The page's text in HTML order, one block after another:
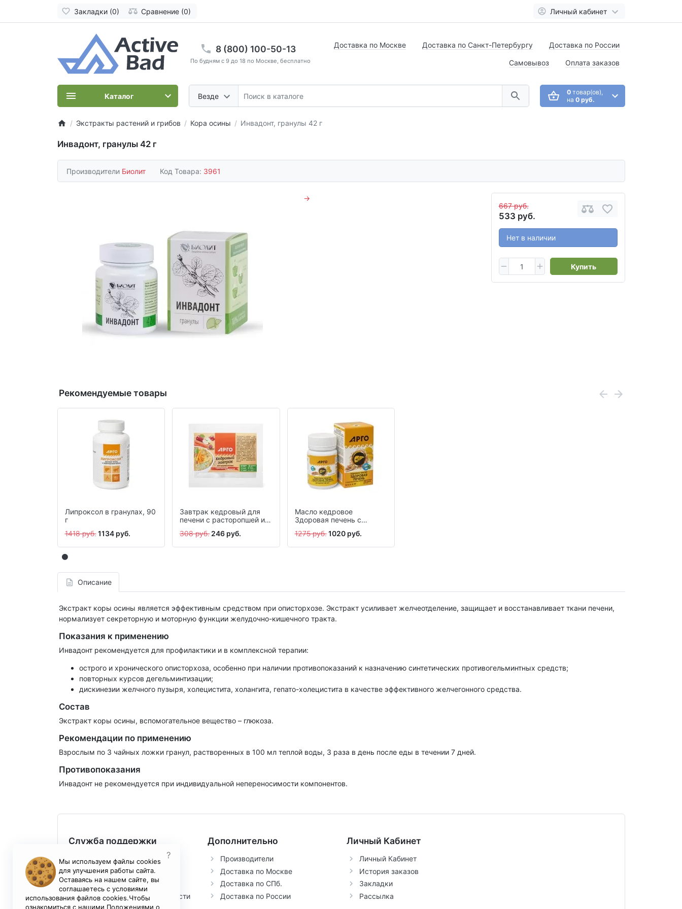
Закладки (0) Сравнение (0) Личный кабинет
8 (800) 100-50-13
По будням с 9 до 18 по Москве, бесплатно
Везде
Доставка по Москве Доставка по Санкт-Петербургу Доставка по России
Самовывоз Оплата заказов
0товар(ов),
на 0 руб.
Каталог
Экстракты растений и грибов Кора осины Инвадонт, гранулы 42 г
Инвадонт, гранулы 42 г
Производители Биолит Код Товара: 3961
667 руб.
533 руб.
Нет в наличии
Купить
→
Рекомендуемые товары
Липроксол в гранулах, 90
г
1418 руб. 1134 руб.
Завтрак кедровый для
печени с расторопшей и
308 руб. 246 руб.
Масло кедровое
Здоровая печень с
одуванчика, капсулы, 100
1275 руб.1020 руб.
Описание
Экстракт коры осины является эффективным средством при описторхозе. Экстракт усиливает желчеотделение, защищает и восстанавливает ткани печени,
нормализует секреторную и моторную функции желудочно-кишечного тракта.
Показания к применению
Инвадонт рекомендуется для профилактики и в комплексной терапии:
острого и хронического описторхоза, особенно при наличии противопоказаний к назначению синтетических противогельминтных средств;
повторных курсов дегельминтизации;
дискинезии желчного пузыря, холецистита, холангита, гепато-холецистита в качестве эффективного желчегонного средства.
Состав
Экстракт коры осины, вспомогательное вещество – глюкоза.
Рекомендации по применению
Взрослым по 3 чайных ложки гранул, растворенных в 100 мл теплой воды, 3 раза в день после еды в течении 7 дней.
Противопоказания
Инвадонт не рекомендуется при индивидуальной непереносимости компонентов.
Служба поддержки
Контакты
Возврат товара
Условия соглашения
Политика конфиденциальности
Дополнительно
Производители
Доставка по Москве
Доставка по СПб.
Доставка по России
Личный Кабинет
Личный Кабинет
История заказов
Закладки
Рассылка
Мы используем файлы cookies
для улучшения работы сайта.
Оставаясь на нашем сайте, вы
соглашаетесь с условиями
использования файлов cookies.Чтобы
ознакомиться с нашими Положениями о
?